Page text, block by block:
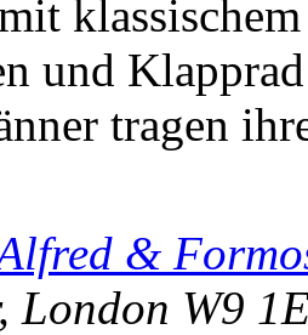
und
tragen
&
London W9